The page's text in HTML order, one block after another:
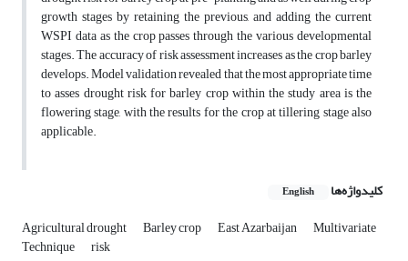
growth stages by retaining the previous, and adding the current
WSPI data as the crop passes through the various developmental
stages. The accuracy of risk assessment increases as the crop barley
develops. Model validation revealed that the most appropriate time
to asses drought risk for barley crop within the study area is the
flowering stage, with the results for the crop at tillering stage also
applicable.
کلیدواژه‌ها English
Agricultural drought Barley crop East Azarbaijan Multivariate
Technique risk